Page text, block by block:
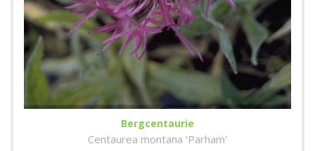
Bergcentaurie
Centaurea montana 'Parham'